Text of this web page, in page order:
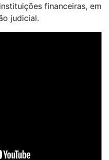
financeiras, em
judicial.